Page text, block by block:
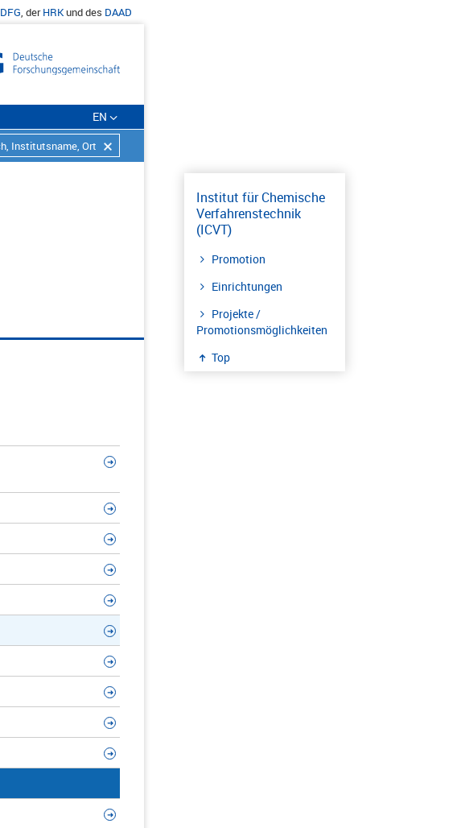
DFG, derHRKund des DAAD
EN
Institut für Chemische
Verfahrenstechnik
(ICVT)
Promotion
Einrichtungen
Projekte /
Promotionsmöglichkeiten
Top